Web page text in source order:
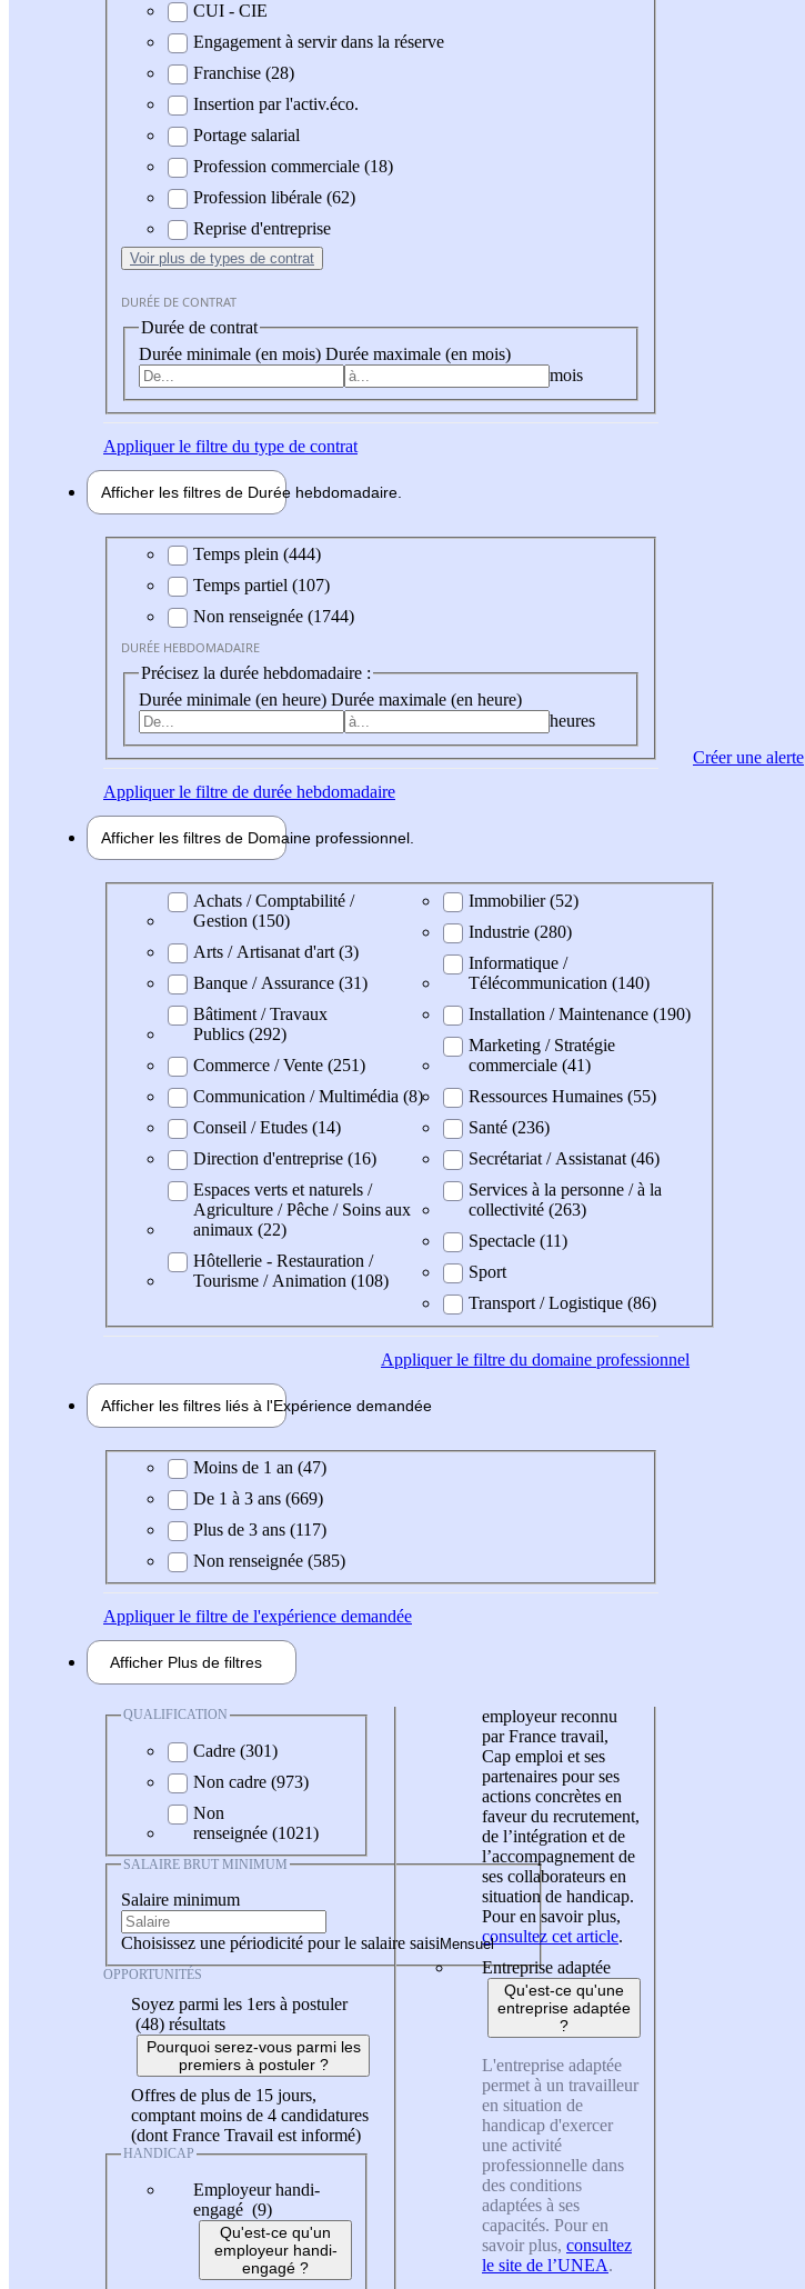
CUI - CIE
Engagement à servir dans la réserve
Franchise (28)
Insertion par l'activ.éco.
Portage salarial
Profession commerciale (18)
Profession libérale (62)
Reprise d'entreprise
Voir plus de types de contrat
DURÉE DE CONTRAT
Durée de contrat
Durée minimale (en mois) Durée maximale (en mois)
mois
Appliquerle filtre du type de contrat
Afficher les filtres de Durée hebdomadaire
Durée hebdomadaire
Temps plein (444)
Temps partiel (107)
Non renseignée (1744)
DURÉE HEBDOMADAIRE
Précisez la durée hebdomadaire :
Durée minimale (en heure) Durée maximale (en heure)
heures
Appliquerle filtre de durée hebdomadaire
Afficher les filtres de Domaine professionnel
Domaine professionel
Achats / Comptabilité /
Gestion (150)
Arts / Artisanat d'art (3)
Banque / Assurance (31)
Bâtiment / Travaux
Publics (292)
Commerce / Vente (251)
Communication / Multimédia (8)
Conseil / Etudes (14)
Direction d'entreprise (16)
Espaces verts et naturels /
Agriculture / Pêche / Soins aux
animaux (22)
Hôtellerie - Restauration /
Tourisme / Animation (108)
Immobilier (52)
Industrie (280)
Informatique /
Télécommunication (140)
Installation / Maintenance (190)
Marketing / Stratégie
commerciale (41)
Ressources Humaines (55)
Santé (236)
Secrétariat / Assistanat (46)
Services à la personne / à la
collectivité (263)
Spectacle (11)
Sport
Transport / Logistique (86)
Appliquerle filtre du domaine professionnel
Afficher les filtres liés à l'Expérience demandée
Expérience demandée
Moins de 1 an (47)
De 1 à 3 ans (669)
Plus de 3 ans (117)
Non renseignée (585)
Appliquerle filtre de l'expérience demandée
Afficher Plus de filtres
QUALIFICATION
Cadre (301)
Non cadre (973)
Non
renseignée (1021)
SALAIRE BRUT MINIMUM
Salaire minimum
Choisissez une périodicité pour le salaire saisi
OPPORTUNITÉS
Soyez parmi les 1ers à postuler
(48) résultats
Pourquoi serez-vous parmi les
premiers à postuler ?
Offres de plus de 15 jours,
comptant moins de 4 candidatures
(dont France Travail est informé)
HANDICAP
Employeur handi-
engagé (9)
Qu'est-ce qu'un
employeur handi-
engagé ?
employeur reconnu
par France travail,
Cap emploi et ses
partenaires pour ses
actions concrètes en
faveur du recrutement,
de l’intégration et de
l’accompagnement de
ses collaborateurs en
situation de handicap.
Pour en savoir plus,
consultez cet article.
Entreprise adaptée
Qu'est-ce qu'une
entreprise adaptée
?
L'entreprise adaptée
permet à un travailleur
en situation de
handicap d'exercer
une activité
professionnelle dans
des conditions
adaptées à ses
capacités. Pour en
savoir plus, consultez
le site de l’UNEA.
Créer une alerte